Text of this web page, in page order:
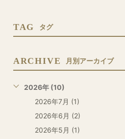
TAG タグ
ARCHIVE 月別アーカイブ
2026年 (10)
2026年7月 (1)
2026年6月 (2)
2026年5月 (1)